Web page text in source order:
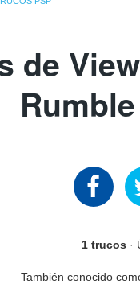
de
1 trucos ·
También conocido